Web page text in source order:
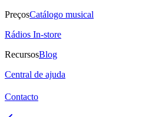
PreçosCatálogo musical
Rádios In-store
RecursosBlog
Central de ajuda
Contacto